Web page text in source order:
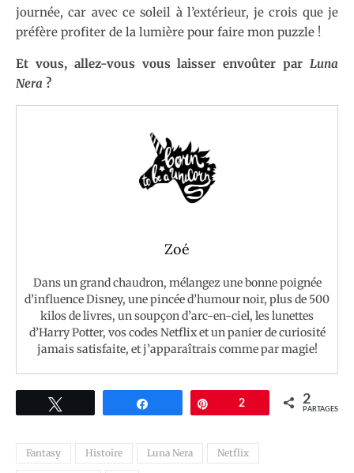
journée, car avec ce soleil à l’extérieur, je crois que je
préfère profiter de la lumière pour faire mon puzzle !
Et vous, allez-vous vous laisser envoûter par Luna
Nera ?
Zoé
Dans un grand chaudron, mélangez une bonne poignée
d’influence Disney, une pincée d’humour noir, plus de 500
kilos de livres, un soupçon d’arc-en-ciel, les lunettes
d’Harry Potter, vos codes Netflix et un panier de curiosité
jamais satisfaite, et j’apparaîtrais comme par magie!
Partagez Épingle
2 2
PARTAGES
Fantasy Histoire Luna Nera Netflix